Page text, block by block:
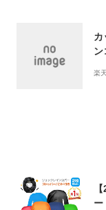
カ
ン
楽
ー